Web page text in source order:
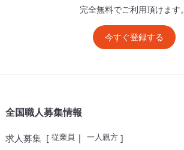
完全無料でご利用頂けます。
今すぐ登録する
全国職人募集情報
求人募集[ 従業員| 一人親方]